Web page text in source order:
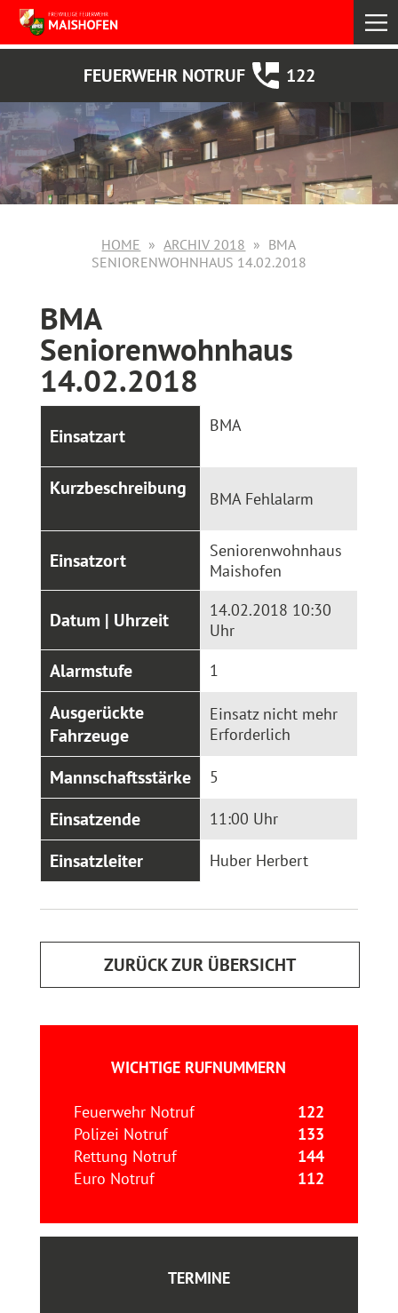
FEUERWEHR NOTRUF 122
HOME ARCHIV 2018
BMA
SENIORENWOHNHAUS 14.02.2018
BMA
Seniorenwohnhaus
14.02.2018
Einsatzart BMA
Kurzbeschreibung BMA Fehlalarm
Einsatzort
Seniorenwohnhaus
Maishofen
Datum | Uhrzeit
14.02.2018 10:30
Uhr
Alarmstufe 1
Ausgerückte
Fahrzeuge
Einsatz nicht mehr
Erforderlich
Mannschaftsstärke 5
Einsatzende 11:00 Uhr
Einsatzleiter Huber Herbert
ZURÜCK ZUR ÜBERSICHT
WICHTIGE RUFNUMMERN
Feuerwehr Notruf
122
Polizei Notruf
133
Rettung Notruf
144
Euro Notruf
112
TERMINE